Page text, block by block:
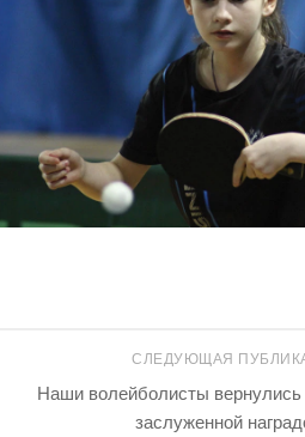
СЛЕДУЮЩАЯ
Наши волейболисты
заслуженной